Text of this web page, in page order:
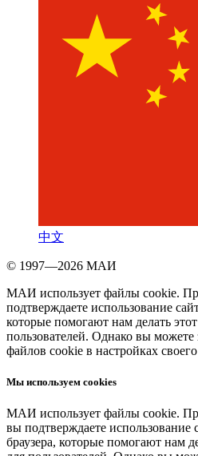
中文
© 1997—2026 МАИ
МАИ использует файлы cookie.
подтверждаете использование
которые помогают нам делать
пользователей. Однако вы можете
файлов cookie в настройках своего
Мы используем cookies
МАИ использует файлы cookie.
вы подтверждаете использование
браузера, которые помогают нам